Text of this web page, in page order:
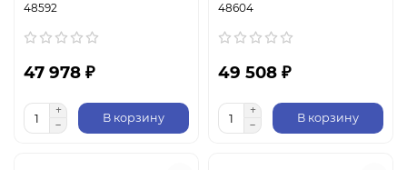
48592
47 978 ₽
В корзину
48604
49 508 ₽
В корзину